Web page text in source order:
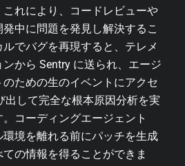
れにより、コードレビューや
中に問題を発見し解決するこ
でバグを再現すると、テレメ
ンから Sentry に送られ、エージ
ための生のイベントにアクセ
出して完全な根本原因分析を実
コーディングエージェント
境を離れる前にパッチを生成
の情報を得ることができま